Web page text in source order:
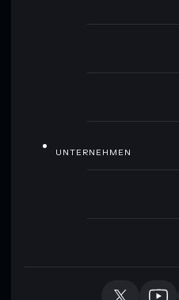
UNTERNEHMEN